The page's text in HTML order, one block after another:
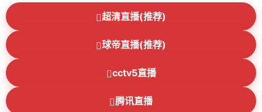
超清直播(推荐)
球帝直播(推荐)
cctv5直播
腾讯直播